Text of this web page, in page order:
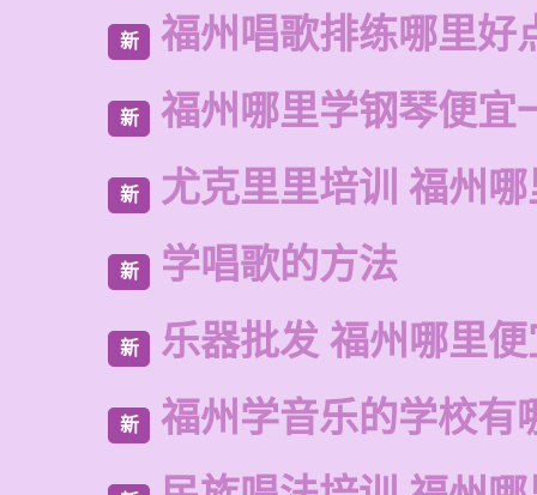
新 福州唱歌排练哪里好
新 福州哪里学钢琴便宜
新 尤克里里培训 福州
新 学唱歌的方法
新 乐器批发 福州哪里
新 福州学音乐的学校有